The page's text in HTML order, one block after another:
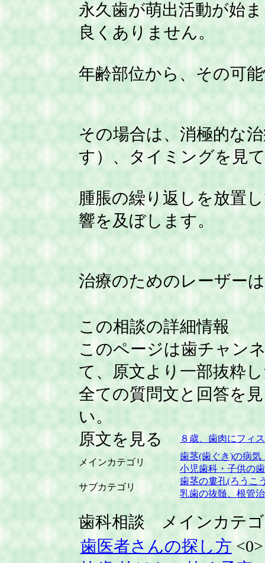
永久歯が萌出活動が始
良くありません。
年齢部位から、その可
その場合は、消極的な
す）、タイミングを見
腫脹の繰り返しを放置
響を及ぼします。
治療のためのレーザー
この相談の詳細情報
このページは歯チャン
て、原文より一部抜粋
全ての質問文と回答を
い。
原文を見る
８歳、歯肉にフィ
メインカテゴリ
歯茎(歯ぐき)の病気
小児歯科・子供の歯
サブカテゴリ
歯茎の婁孔(ろうこ
乳歯の抜髄、根管
歯科相談 メインカテ
歯医者さんの探し方<0>